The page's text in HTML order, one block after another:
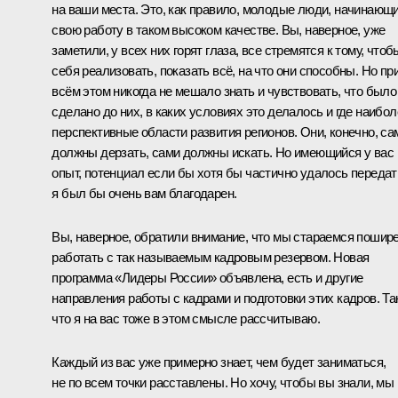
на ваши места. Это, как правило, молодые люди,
свою работу в таком высоком качестве. Вы, наверное, уже
заметили, у всех них горят глаза, все стремятся к тому,
себя реализовать, показать всё, на что они способны. Но
всём этом никогда не мешало знать и чувствовать, что было
сделано до них, в каких условиях это делалось и где
перспективные области развития регионов. Они, конечно,
должны дерзать, сами должны искать. Но имеющийся у вас
опыт, потенциал если бы хотя бы частично удалось
я был бы очень вам благодарен.
Вы, наверное, обратили внимание, что мы стараемся
работать с так называемым кадровым резервом. Новая
программа «Лидеры России» объявлена, есть и другие
направления работы с кадрами и подготовки этих кадров.
что я на вас тоже в этом смысле рассчитываю.
Каждый из вас уже примерно знает, чем будет заниматься,
не по всем точки расставлены. Но хочу, чтобы вы знали, мы